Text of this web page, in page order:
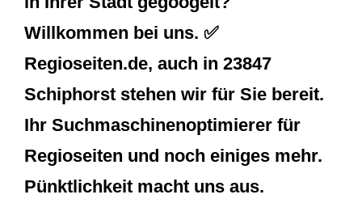
Willkommen bei uns. ✅
Regioseiten.de, auch in 23847
Schiphorst stehen wir für Sie bereit.
Ihr Suchmaschinenoptimierer für
Regioseiten und noch einiges mehr.
Pünktlichkeit macht uns aus.